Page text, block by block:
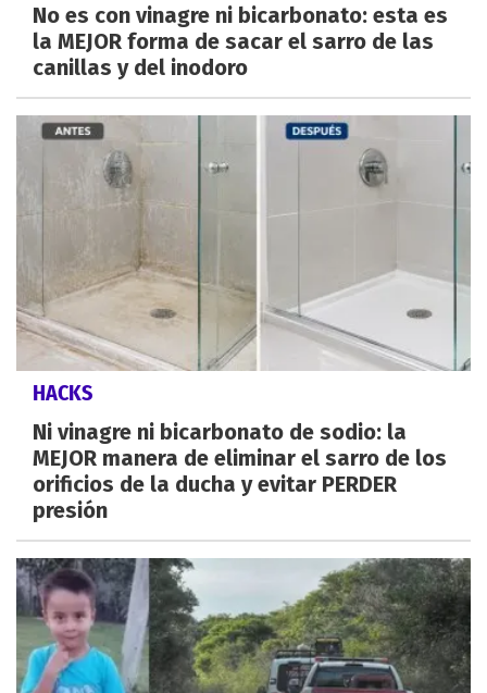
No es con vinagre ni bicarbonato: esta es
la MEJOR forma de sacar el sarro de las
canillas y del inodoro
HACKS
Ni vinagre ni bicarbonato de sodio: la
MEJOR manera de eliminar el sarro de los
orificios de la ducha y evitar PERDER
presión